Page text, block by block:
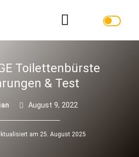
Toilettenbürste
& Test
August 9, 2022
am 25. August 2025